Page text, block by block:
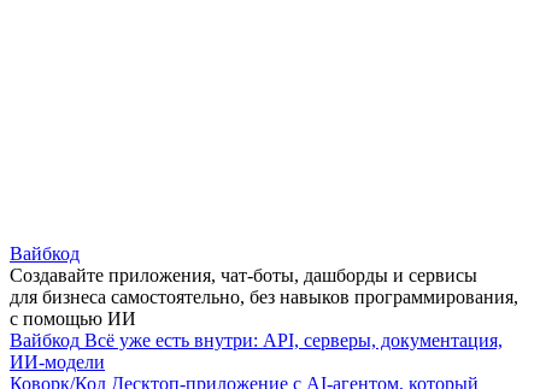
Вайбкод
Создавайте приложения, чат-боты, дашборды и сервисы
для бизнеса самостоятельно, без навыков программирования,
с помощью ИИ
Вайбкод Всё уже есть внутри: API, серверы, документация,
ИИ-модели
Коворк/Код Десктоп-приложение с AI-агентом, который